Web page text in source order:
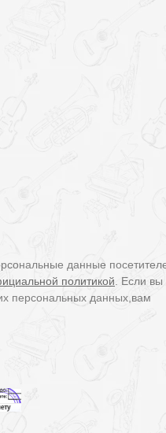
данные
политикой . Если
персональных данных,вам